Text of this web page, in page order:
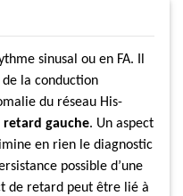
sinusal ou en FA. Il
la conduction
du réseau His-
retard gauche. Un aspect
en rien le diagnostic
possible d’une
de retard peut être lié à